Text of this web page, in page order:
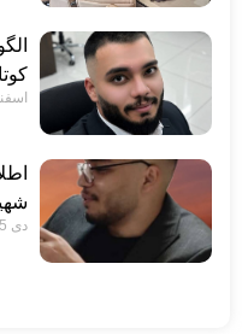
اسفند 1,
دی 25, 1404